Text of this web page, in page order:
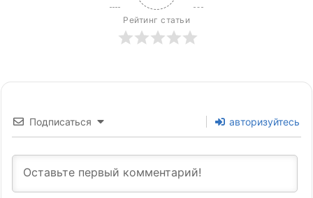
Рейтинг статьи
Подписаться авторизуйтесь